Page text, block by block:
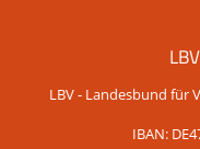
LBV - Landesbund für
IBAN: